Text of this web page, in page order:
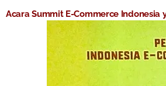
Acara Summit E-Commerce Indonesia